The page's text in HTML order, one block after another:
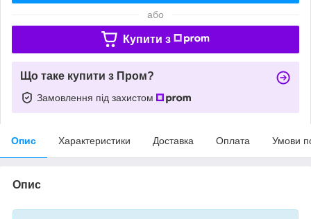
або
Купити з
Що таке купити з Пром?
Замовлення під захистом
Опис Характеристики Доставка Оплата Умови
Опис